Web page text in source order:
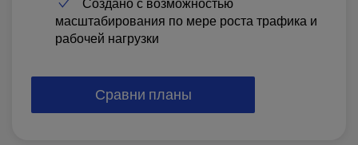
Создано с возможностью
масштабирования по мере роста трафика и
рабочей нагрузки
Сравни планы